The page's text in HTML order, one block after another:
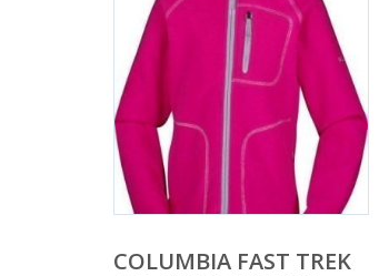
COLUMBIA FAST TREK